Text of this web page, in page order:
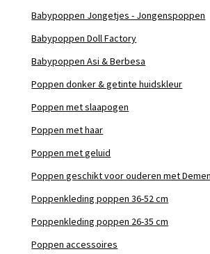
Babypoppen Jongetjes - Jongenspoppen
Babypoppen Doll Factory
Babypoppen Asi & Berbesa
Poppen donker & getinte huidskleur
Poppen met slaapogen
Poppen met haar
Poppen met geluid
Poppen geschikt voor ouderen met
Poppenkleding poppen 36-52 cm
Poppenkleding poppen 26-35 cm
Poppen accessoires